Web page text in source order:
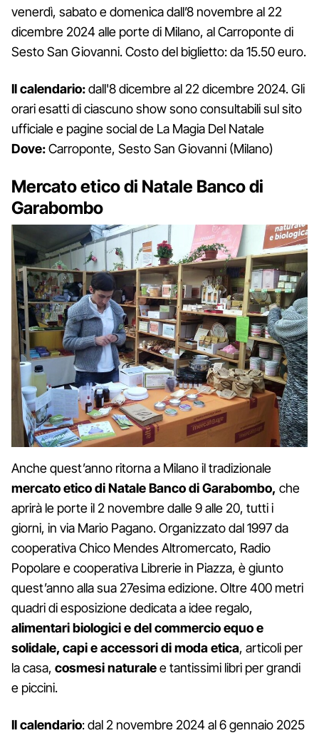
venerdì, sabato e domenica dall’8 novembre al 22
dicembre 2024 alle porte di Milano, al Carroponte di
Sesto San Giovanni. Costo del biglietto: da 15.50 euro.
Il calendario:dall'8 dicembre al 22 dicembre 2024. Gli
orari esatti di ciascuno show sono consultabili sul sito
ufficiale e pagine social de La Magia Del Natale
Dove:Carroponte, Sesto San Giovanni (Milano)
Mercato etico di Natale Banco di
Garabombo
Anche quest’anno ritorna a Milano il tradizionale
mercato etico di Natale Banco di Garabombo, che
aprirà le porte il 2 novembre dalle 9 alle 20, tutti i
giorni, in via Mario Pagano. Organizzato dal 1997 da
cooperativa Chico Mendes Altromercato, Radio
Popolare e cooperativa Librerie in Piazza, è giunto
quest’anno alla sua 27esima edizione. Oltre 400 metri
quadri di esposizione dedicata a idee regalo,
alimentari biologici e del commercio equo e
solidale, capi e accessori di moda etica, articoli per
la casa, cosmesi naturalee tantissimi libri per grandi
e piccini.
Il calendario: dal 2 novembre 2024 al 6 gennaio 2025